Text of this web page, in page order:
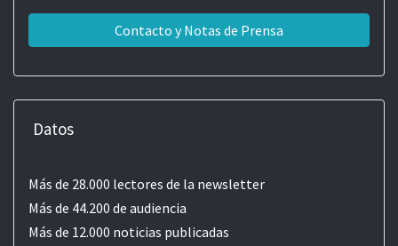
Contacto y Notas de Prensa
Datos
Más de 28.000 lectores de la newsletter
Más de 44.200 de audiencia
Más de 12.000 noticias publicadas